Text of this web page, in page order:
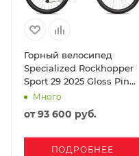
Горный велосипед
Specialized Rockhopper
Sport 29 2025 Gloss Pine
Green / Obsidian
Много
от93 600 руб.
ПОДРОБНЕЕ